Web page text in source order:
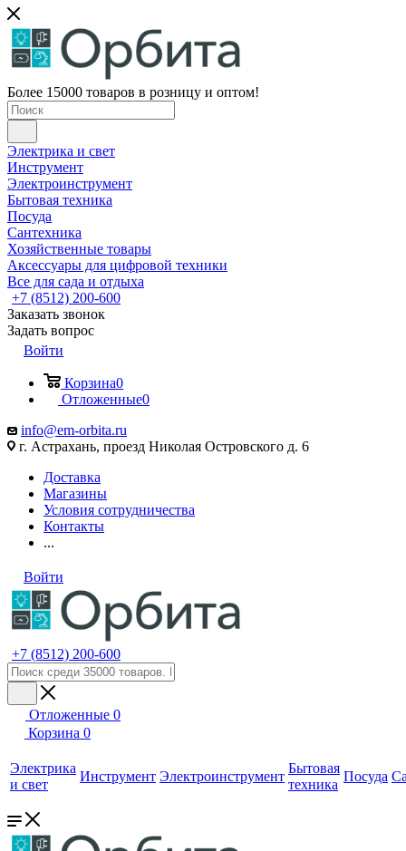
Более 15000 товаров в розницу и оптом!
Электрика и свет
Инструмент
Электроинструмент
Бытовая техника
Посуда
Сантехника
Хозяйственные товары
Аксессуары для цифровой техники
Все для сада и отдыха
+7 (8512) 200-600
Заказать звонок
Задать вопрос
Войти
Корзина0
Отложенные0
info@em-orbita.ru
г. Астрахань, проезд Николая Островского д. 6
Доставка
Магазины
Условия сотрудничества
Контакты
...
Войти
+7 (8512) 200-600
Отложенные 0
Корзина 0
Электрика
и свет
Инструмент Электроинструмент
Бытовая
техника
Посуда